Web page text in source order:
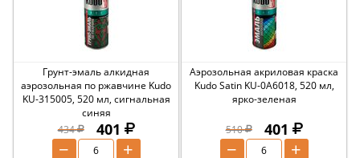
Грунт-эмаль алкидная
аэрозольная по ржавчине Kudo
KU-315005, 520 мл, сигнальная
синяя
434
401
+
−
Аэрозольная акриловая краска
Kudo Satin KU-0A6018, 520 мл,
ярко-зеленая
510 401
+
−